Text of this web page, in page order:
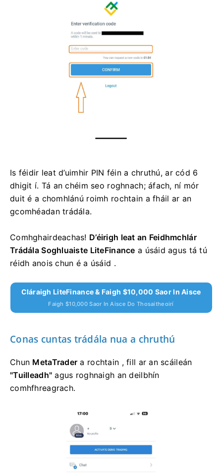
Is féidir leat d’uimhir PIN féin a chruthú, ar cód 6
dhigit í. Tá an chéim seo roghnach;áfach, ní mór
duit é a chomhlánú roimh rochtain a fháil ar an
gcomhéadan trádála.
Comhghairdeachas! D’éirigh leat an Feidhmchlár
Trádála Soghluaiste LiteFinance a úsáid agus tá tú
réidh anois chun é a úsáid .
Cláraigh LiteFinance & Faigh $10,000 Saor In Aisce
Faigh $10,000 Saor In Aisce Do Thosaitheoirí
Conas cuntas trádála nua a chruthú
Chun MetaTrader a rochtain , fill ar an scáileán
"Tuilleadh" agus roghnaigh an deilbhín
comhfhreagrach.